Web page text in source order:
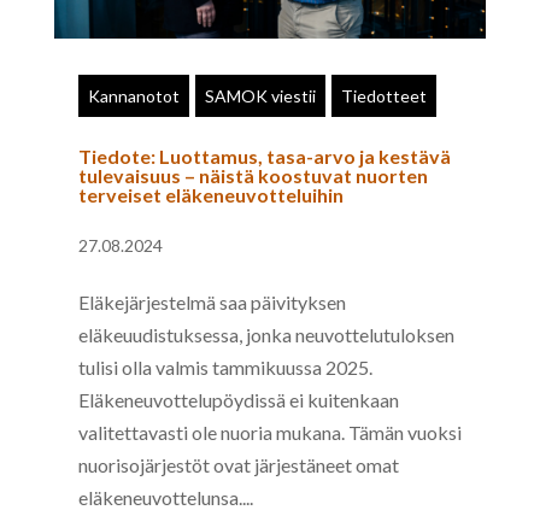
Kannanotot SAMOK viestii Tiedotteet
Tiedote: Luottamus, tasa-arvo ja kestävä
tulevaisuus – näistä koostuvat nuorten
terveiset eläkeneuvotteluihin
27.08.2024
Eläkejärjestelmä saa päivityksen
eläkeuudistuksessa, jonka neuvottelutuloksen
tulisi olla valmis tammikuussa 2025.
Eläkeneuvottelupöydissä ei kuitenkaan
valitettavasti ole nuoria mukana. Tämän vuoksi
nuorisojärjestöt ovat järjestäneet omat
eläkeneuvottelunsa....